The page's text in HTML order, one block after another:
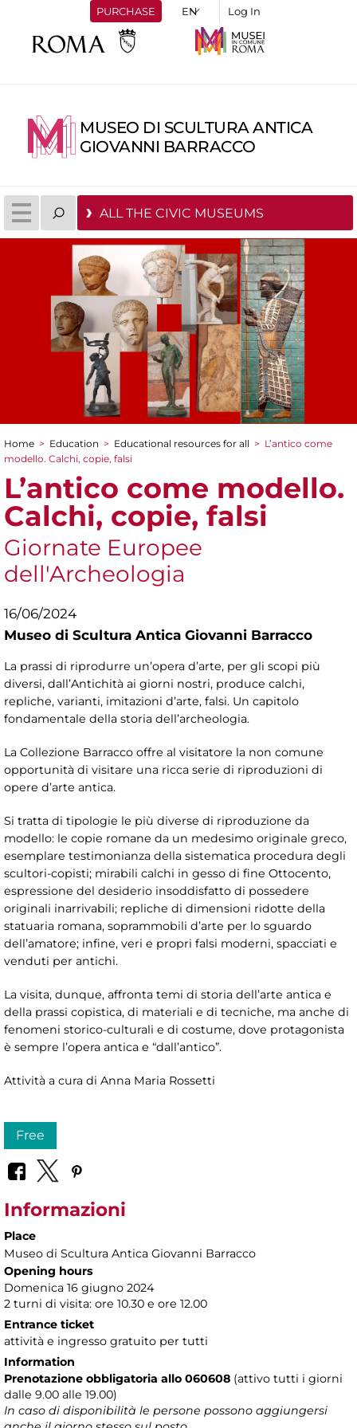
PURCHASE Log In
MUSEO DI SCULTURA ANTICA
GIOVANNI BARRACCO
ALL THE CIVIC MUSEUMS
You are here
Home > Education > Educational resources for all > L’antico come
modello. Calchi, copie, falsi
L’antico come modello.
Calchi, copie, falsi
Giornate Europee
dell'Archeologia
16/06/2024
Museo di Scultura Antica Giovanni Barracco
La prassi di riprodurre un’opera d’arte, per gli scopi più
diversi, dall’Antichità ai giorni nostri, produce calchi,
repliche, varianti, imitazioni d’arte, falsi. Un capitolo
fondamentale della storia dell’archeologia.
La Collezione Barracco offre al visitatore la non comune
opportunità di visitare una ricca serie di riproduzioni di
opere d’arte antica.
Si tratta di tipologie le più diverse di riproduzione da
modello: le copie romane da un medesimo originale greco,
esemplare testimonianza della sistematica procedura degli
scultori-copisti; mirabili calchi in gesso di fine Ottocento,
espressione del desiderio insoddisfatto di possedere
originali inarrivabili; repliche di dimensioni ridotte della
statuaria romana, soprammobili d’arte per lo sguardo
dell’amatore; infine, veri e propri falsi moderni, spacciati e
venduti per antichi.
La visita, dunque, affronta temi di storia dell’arte antica e
della prassi copistica, di materiali e di tecniche, ma anche di
fenomeni storico-culturali e di costume, dove protagonista
è sempre l’opera antica e “dall’antico”.
Attività a cura di Anna Maria Rossetti
Free
Informazioni
Place
Museo di Scultura Antica Giovanni Barracco
Opening hours
Domenica 16 giugno 2024
2 turni di visita: ore 10.30 e ore 12.00
Entrance ticket
attività e ingresso gratuito per tutti
Information
Prenotazione obbligatoria allo 060608 (attivo tutti i giorni
dalle 9.00 alle 19.00)
In caso di disponibilità le persone possono aggiungersi